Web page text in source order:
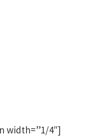
width=”1/4″]